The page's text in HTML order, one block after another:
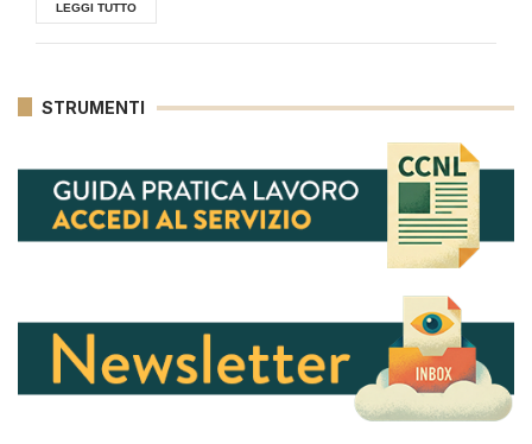
LEGGI TUTTO
STRUMENTI